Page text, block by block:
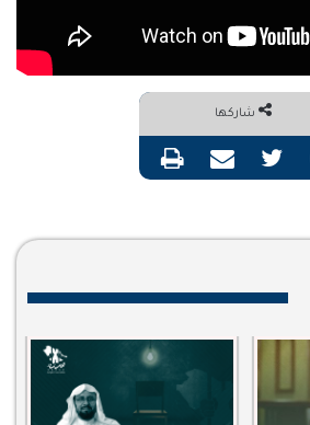
شاركها
فيسبوك تويتر مشاركة عبر البريد طباعة